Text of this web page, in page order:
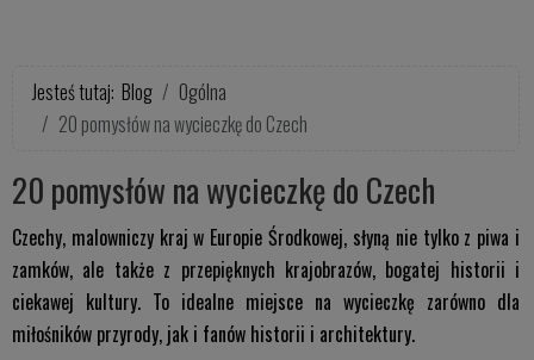
Jesteś tutaj: Blog
Ogólna
20 pomysłów na wycieczkę do Czech
20 pomysłów na wycieczkę do Czech
Czechy, malowniczy kraj w Europie Środkowej, słyną nie tylko z piwa i
zamków, ale także z przepięknych krajobrazów, bogatej historii i
ciekawej kultury. To idealne miejsce na wycieczkę zarówno dla
miłośników przyrody, jak i fanów historii i architektury.